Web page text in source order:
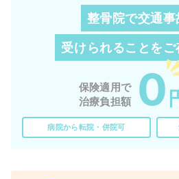
整骨院で交通事
受けられることを
保険適用で
治療負担額
0
病院から転院・併院可